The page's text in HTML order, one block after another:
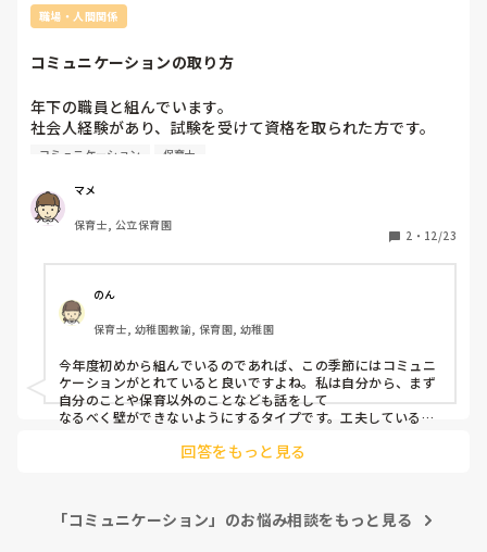
職場・人間関係
コミュニケーションの取り方
年下の職員と組んでいます。
社会人経験があり、試験を受けて資格を取られた方です。
保育経験がないのですがはりきって仕事をしてくれます。で
れるので困ってます。私が頼りないからかなと思いますがど
うやってコミュニケーションをとればよいか悩んでいます。
コミュニケーション 保育士
マメ
保育士, 公立保育園
2 ・ 12/23
のん
保育士, 幼稚園教諭, 保育園, 幼稚園
今年度初めから組んでいるのであれば、この季節にはコミュニ
ケーションがとれていると良いですよね。私は自分から、まず
自分のことや保育以外のことなども話をして
なるべく壁ができないようにするタイプです。工夫しているの
回答をもっと見る
「コミュニケーション」のお悩み相談をもっと見る